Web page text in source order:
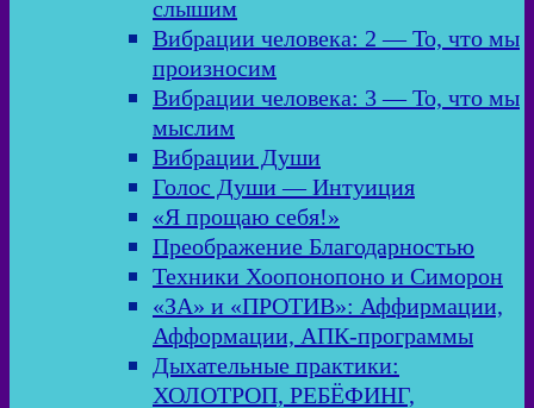
слышим
Вибрации человека: 2 — То, что мы
произносим
Вибрации человека: 3 — То, что мы
мыслим
Вибрации Души
Голос Души — Интуиция
«Я прощаю себя!»
Преображение Благодарностью
Техники Хоопонопоно и Симорон
«ЗА» и «ПРОТИВ»: Аффирмации,
Афформации, АПК-программы
Дыхательные практики:
ХОЛОТРОП, РЕБЁФИНГ,